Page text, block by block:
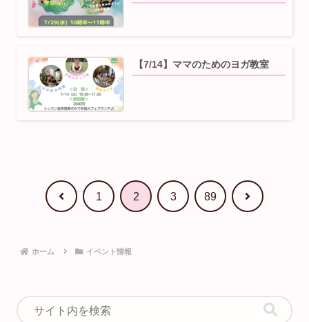
【7/14】ママのためのヨガ教室
前 1 2 3 89 次
ホーム イベント情報